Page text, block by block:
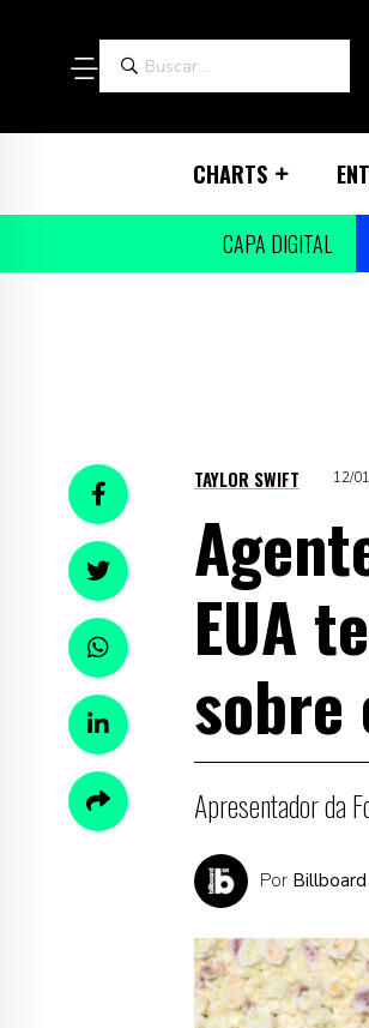
CHARTS
CAPA DIGITAL
TAYLOR SWIFT 12/
EUA
sobre
Apresentador da
Por